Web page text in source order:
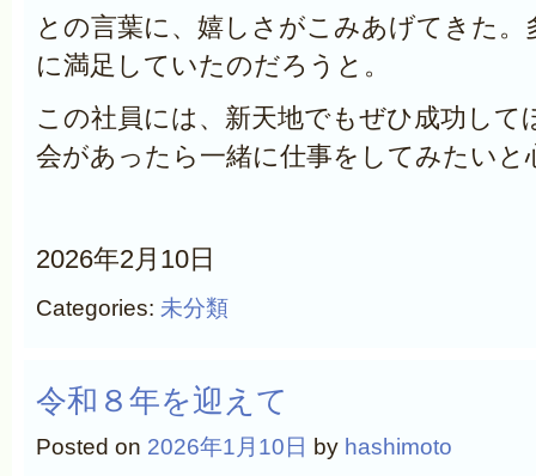
との言葉に、嬉しさがこみあげてきた。
に満足していたのだろうと。
この社員には、新天地でもぜひ成功して
会があったら一緒に仕事をしてみたいと
2026年2月10日
Categories: 未分類
令和８年を迎えて
Posted on 2026年1月10日 by hashimoto